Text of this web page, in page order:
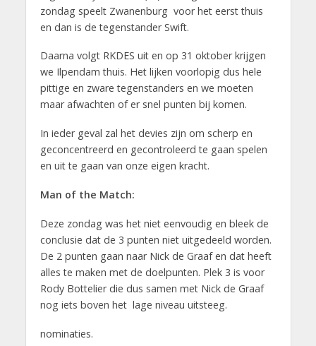
zondag speelt Zwanenburg voor het eerst thuis
en dan is de tegenstander Swift.
Daarna volgt RKDES uit en op 31 oktober krijgen
we Ilpendam thuis. Het lijken voorlopig dus hele
pittige en zware tegenstanders en we moeten
maar afwachten of er snel punten bij komen.
In ieder geval zal het devies zijn om scherp en
geconcentreerd en gecontroleerd te gaan spelen
en uit te gaan van onze eigen kracht.
Man of the Match:
Deze zondag was het niet eenvoudig en bleek de
conclusie dat de 3 punten niet uitgedeeld worden.
De 2 punten gaan naar Nick de Graaf en dat heeft
alles te maken met de doelpunten. Plek 3 is voor
Rody Bottelier die dus samen met Nick de Graaf
nog iets boven het lage niveau uitsteeg.
nominaties.